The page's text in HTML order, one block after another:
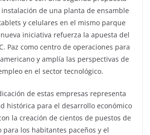
de una planta de ensamble
y celulares en el mismo parque
iniciativa refuerza la apuesta del
Paz como centro de operaciones para
y amplía las perspectivas de
en el sector tecnológico.
de estas empresas representa
histórica para el desarrollo económico
la creación de cientos de puestos de
los habitantes paceños y el